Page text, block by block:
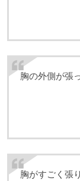
胸の外側が張
胸がすごく張